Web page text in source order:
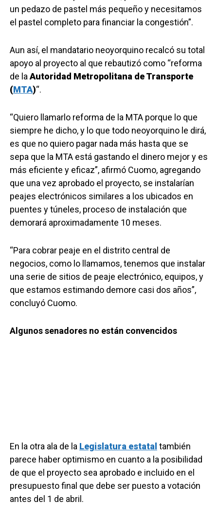
un pedazo de pastel más pequeño y necesitamos
el pastel completo para financiar la congestión”.
Aun así, el mandatario neoyorquino recalcó su total
apoyo al proyecto al que rebautizó como “reforma
de laAutoridad Metropolitana de Transporte
(MTA)“.
“Quiero llamarlo reforma de la MTA porque lo que
siempre he dicho, y lo que todo neoyorquino le dirá,
es que no quiero pagar nada más hasta que se
sepa que la MTA está gastando el dinero mejor y es
más eficiente y eficaz”, afirmó Cuomo, agregando
que una vez aprobado el proyecto, se instalarían
peajes electrónicos similares a los ubicados en
puentes y túneles, proceso de instalación que
demorará aproximadamente 10 meses.
“Para cobrar peaje en el distrito central de
negocios, como lo llamamos, tenemos que instalar
una serie de sitios de peaje electrónico, equipos, y
que estamos estimando demore casi dos años”,
concluyó Cuomo.
Algunos senadores no están convencidos
En la otra ala de la Legislatura estatal también
parece haber optimismo en cuanto a la posibilidad
de que el proyecto sea aprobado e incluido en el
presupuesto final que debe ser puesto a votación
antes del 1 de abril.